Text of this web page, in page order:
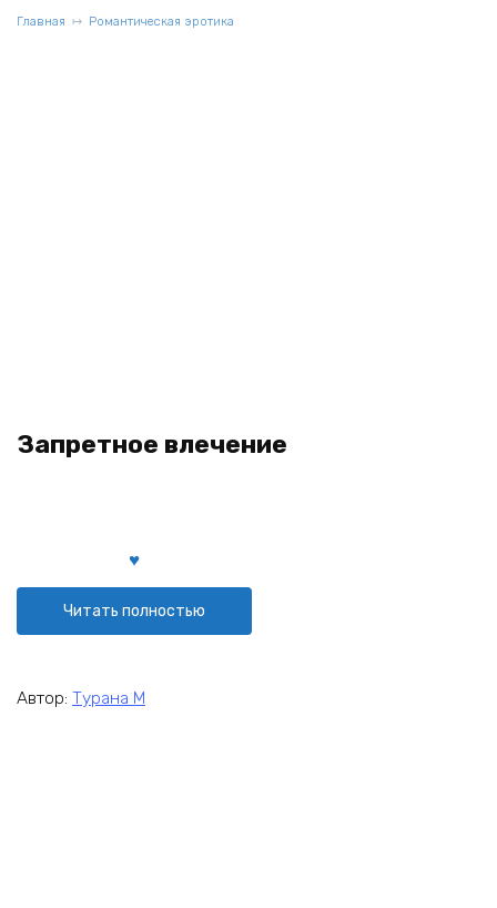
Главная Романтическая эротика
Запретное влечение
Читать полностью
Автор: Турана М